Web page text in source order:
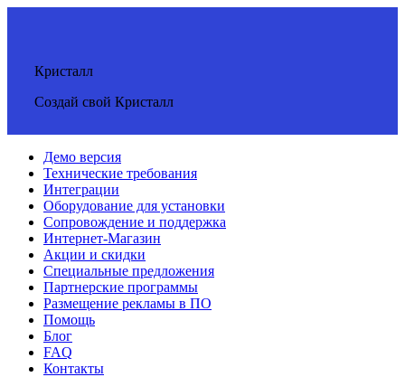
Кристалл
Создай свой Кристалл
Демо версия
Технические требования
Интеграции
Оборудование для установки
Сопровождение и поддержка
Интернет-Магазин
Акции и скидки
Специальные предложения
Партнерские программы
Размещение рекламы в ПО
Помощь
Блог
FAQ
Контакты